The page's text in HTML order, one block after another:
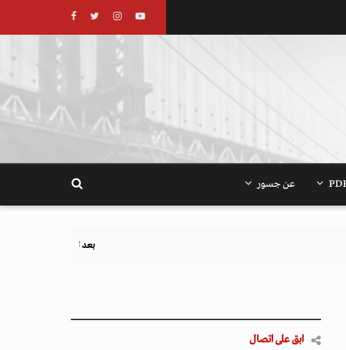
عن جسور
بعد تحذيرات أوروبية.. كيف يهدد نظام الغذاء
ابق على اتصال